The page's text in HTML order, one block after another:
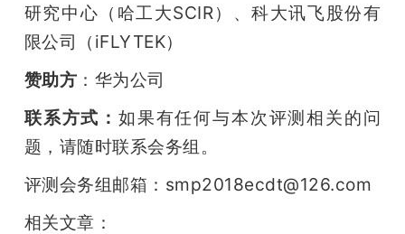
研究中心（哈工大SCIR）、科大讯飞股份有
限公司（iFLYTEK）
赞助方 ：华为公司
联系方式： 如果有任何与本次评测相关的问
题，请随时联系会务组。
评测会务组邮箱：smp2018ecdt@126.com
相关文章：